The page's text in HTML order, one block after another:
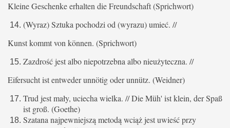
Kleine Geschenke erhalten die Freundschaft (Sprichwort)
(Wyraz) Sztuka pochodzi od (wyrazu) umieć. //
Kunst kommt von können. (Sprichwort)
Zazdrość jest albo niepotrzebna albo nieużyteczna. //
Eifersucht ist entweder unnötig oder unnütz. (Weidner)
Trud jest mały, uciecha wielka. // Die Müh' ist klein, der Spaß
ist groß. (Goethe)
Szatana najpewniejszą metodą wciąż jest uwieść przy